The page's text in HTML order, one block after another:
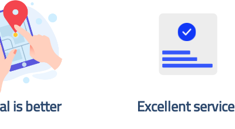
is better​ Excellent service